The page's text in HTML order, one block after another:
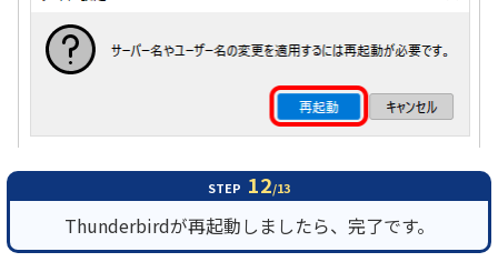
STEP 12/13
Thunderbirdが再起動しましたら、完了です。